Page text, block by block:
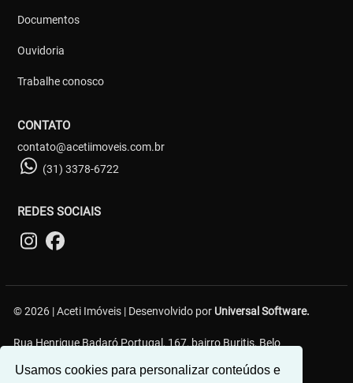
Usamos cookies para personalizar conteúdos e
Documentos
Ouvidoria
Trabalhe conosco
CONTATO
contato@acetiimoveis.com.br
(31) 3378-6722
REDES SOCIAIS
© 2026 | Aceti Imóveis | Desenvolvido por Universal Software.
Rua Henrique Badaró Portugal, 167, bairro Buritis, Belo